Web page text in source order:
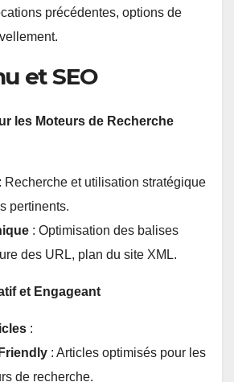
précédentes, options de
et SEO
les Moteurs de Recherche
: Recherche et utilisation stratégique
pertinents.
: Optimisation des balises
des URL, plan du site XML.
et Engageant
:
: Articles optimisés pour les
de recherche.